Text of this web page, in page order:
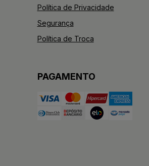
Política de Privacidade
Segurança
Política de Troca
PAGAMENTO